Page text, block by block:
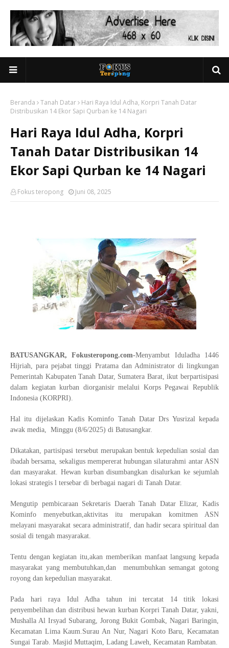
Beranda Tanah Datar
Hari Raya Idul Adha, Korpri Tanah Datar
Distribusikan 14 Ekor Sapi Qurban ke 14 Nagari
Hari Raya Idul Adha, Korpri
Tanah Datar Distribusikan 14
Ekor Sapi Qurban ke 14 Nagari
Fokus teropong Juni 08, 2025
BATUSANGKAR, Fokusteropong.com-Menyambut Iduladha 1446
Hijriah, para pejabat tinggi Pratama dan Administrator di lingkungan
Pemerintah Kabupaten Tanah Datar, Sumatera Barat, ikut berpartisipasi
dalam kegiatan kurban diorganisir melalui Korps Pegawai Republik
Indonesia (KORPRI).
Hal itu dijelaskan Kadis Kominfo Tanah Datar Drs Yusrizal kepada
awak media, Minggu (8/6/2025) di Batusangkar.
Dikatakan, partisipasi tersebut merupakan bentuk kepedulian sosial dan
ibadah bersama, sekaligus mempererat hubungan silaturahmi antar ASN
dan masyarakat. Hewan kurban disumbangkan disalurkan ke sejumlah
lokasi strategis l tersebar di berbagai nagari di Tanah Datar.
Mengutip pembicaraan Sekretaris Daerah Tanah Datar Elizar, Kadis
Kominfo menyebutkan,aktivitas itu merupakan komitmen ASN
melayani masyarakat secara administratif, dan hadir secara spiritual dan
sosial di tengah masyarakat.
Tentu dengan kegiatan itu,akan memberikan manfaat langsung kepada
masyarakat yang membutuhkan,dan menumbuhkan semangat gotong
royong dan kepedulian masyarakat.
Pada hari raya Idul Adha tahun ini tercatat 14 titik lokasi
penyembelihan dan distribusi hewan kurban Korpri Tanah Datar, yakni,
Mushalla Al Irsyad Subarang, Jorong Bukit Gombak, Nagari Baringin,
Kecamatan Lima Kaum.Surau An Nur, Nagari Koto Baru, Kecamatan
Sungai Tarab. Masjid Muttaqim, Ladang Laweh, Kecamatan Rambatan.